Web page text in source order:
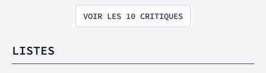
VOIR LES 10 CRITIQUES
LISTES